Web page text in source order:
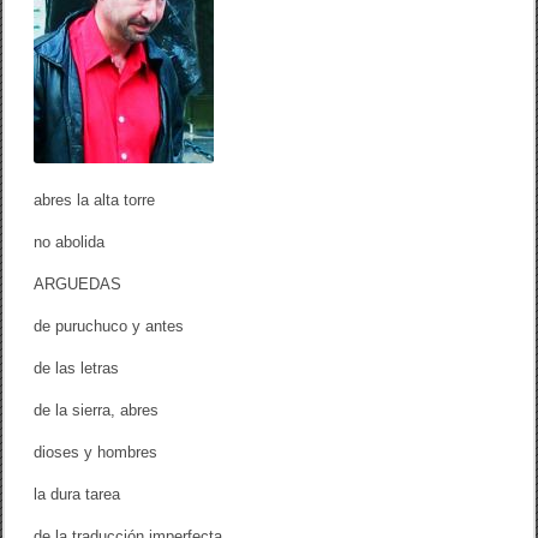
n
d
r
é
s
A
e
s
abres la alta torre
no abolida
ARGUEDAS
de puruchuco y antes
de las letras
de la sierra, abres
dioses y hombres
la dura tarea